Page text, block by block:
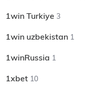
1win Turkiye 3
1win uzbekistan 1
1winRussia 1
1xbet 10